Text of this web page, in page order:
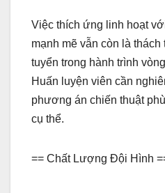
Việc thích ứng linh hoạt
mạnh mẽ vẫn còn là
tuyển trong hành trình
Huấn luyện viên cần
phương án chiến thuật
cụ thể.
== Chất Lượng Đội Hình